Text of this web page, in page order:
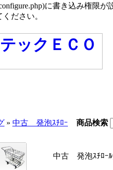
に書き込み権限が
ださい。
» 中古 発泡ｽﾁﾛｰ
商品検索
中古 発泡ｽﾁﾛｰ